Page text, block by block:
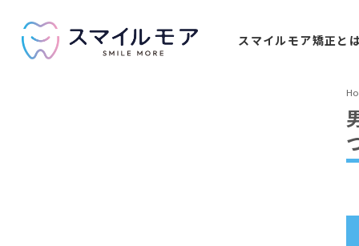
スマイルモア矯正と